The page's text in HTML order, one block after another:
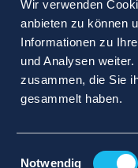
Wir verwenden
anbieten zu können
Informationen zu
und Analysen
zusammen, die Sie
gesammelt haben.
Einwilligungsauswahl
Notwendig